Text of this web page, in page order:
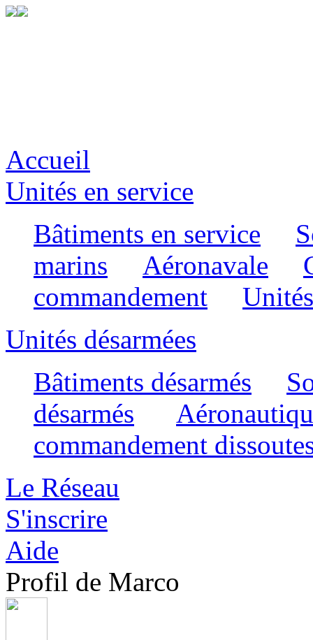
Accueil
Unités en service
Bâtiments en service
marins
Aéronavale
commandement
Unités désarmées
Bâtiments désarmés
désarmés
commandement
Le Réseau
S'inscrire
Aide
Profil de Marco